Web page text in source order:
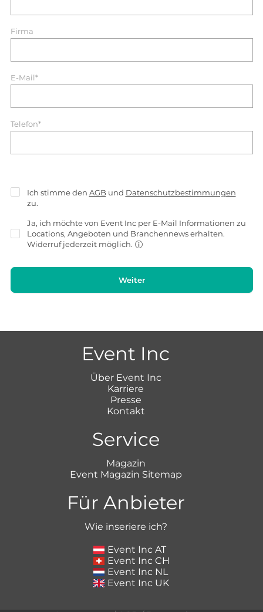
Firma
E-Mail*
Telefon*
Ich stimme den AGB und Datenschutzbestimmungen
zu.
Ja, ich möchte von Event Inc per E-Mail Informationen zu
Locations, Angeboten und Branchennews erhalten.
Widerruf jederzeit möglich.
Weiter
Event Inc
Über Event Inc
Karriere
Presse
Kontakt
Service
Magazin
Event Magazin Sitemap
Für Anbieter
Wie inseriere ich?
Event Inc AT
Event Inc CH
Event Inc NL
Event Inc UK